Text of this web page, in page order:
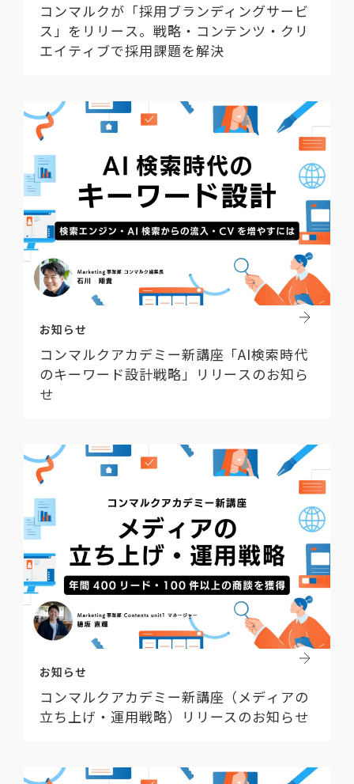
コンマルクが「採用ブランディングサービ
ス」をリリース。戦略・コンテンツ・クリ
エイティブで採用課題を解決
お知らせ
コンマルクアカデミー新講座「AI検索時代
のキーワード設計戦略」リリースのお知ら
せ
お知らせ
コンマルクアカデミー新講座（メディアの
立ち上げ・運用戦略）リリースのお知らせ